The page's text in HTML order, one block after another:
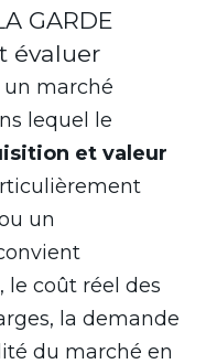
GARDE
évaluer
un marché
lequel le
et valeur
un
coût réel des
la demande
du marché en